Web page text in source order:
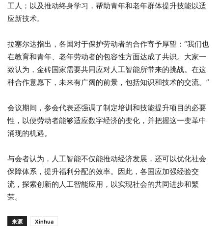
工人；以及推动终身学习，帮助青年和老年群体提升技能以适
应新技术。
拉塞尔达指出，各国对于保护劳动者的合作寄予厚望：“我们也
在教育和青年、老年劳动者的包容性方面达成了共识。大家一
致认为，金砖国家需要共同应对人工智能所带来的挑战。在这
种合作意愿下，未来有广阔的前景，包括知识和技术的交流。”
会议期间，参会代表还强调了制定培训和技能提升项目的必要
性，以便劳动者能够适应数字经济的变化，并把握这一变革中
涌现的机遇。
与会者认为，人工智能不仅能推动经济发展，还可以优化社会
保障体系，提升福利分配的效率。因此，各国应加强经验交
流，探索创新的人工智能应用，以实现社会的共同进步和繁
荣。
来源 Xinhua